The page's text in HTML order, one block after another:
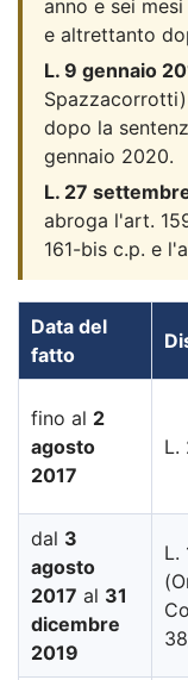
anno e sei
e altrettanto
L. 9 gennaio
dopo la
gennaio 2020.
L. 27
abroga l'art.
161-bis c.p. e
Data del
fatto
fino al 2
agosto
2017
L.
dal 3
agosto
2017 al 31
dicembre
2019
L.